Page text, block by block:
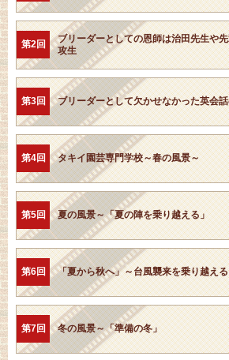
第2回
ブリーダーとしての恩師は治田先生や
攻生
第3回 ブリーダーとして欠かせなかった英会
第4回 タキイ園芸専門学校～春の風景～
第5回 夏の風景～「夏の陣を乗り越える」
第6回 「夏から秋へ」～台風襲来を乗り越え
第7回 冬の風景～「準備の冬」